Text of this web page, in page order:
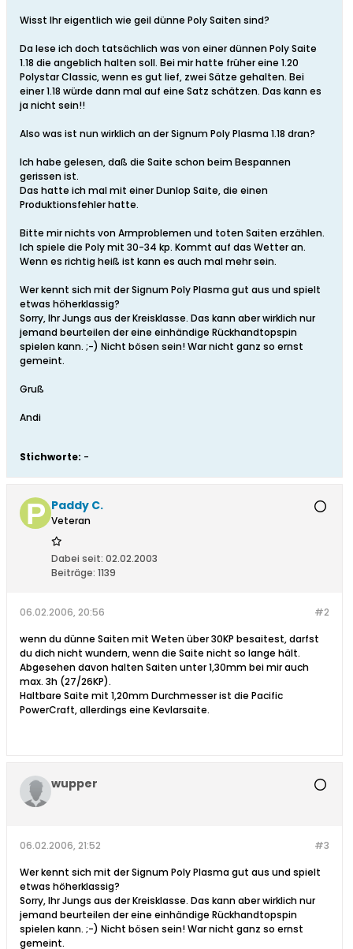
Wisst Ihr eigentlich wie geil dünne Poly Saiten sind?
Da lese ich doch tatsächlich was von einer dünnen Poly Saite
1.18 die angeblich halten soll. Bei mir hatte früher eine 1.20
Polystar Classic, wenn es gut lief, zwei Sätze gehalten. Bei
einer 1.18 würde dann mal auf eine Satz schätzen. Das kann es
ja nicht sein!!
Also was ist nun wirklich an der Signum Poly Plasma 1.18 dran?
Ich habe gelesen, daß die Saite schon beim Bespannen
gerissen ist.
Das hatte ich mal mit einer Dunlop Saite, die einen
Produktionsfehler hatte.
Bitte mir nichts von Armproblemen und toten Saiten erzählen.
Ich spiele die Poly mit 30-34 kp. Kommt auf das Wetter an.
Wenn es richtig heiß ist kann es auch mal mehr sein.
Wer kennt sich mit der Signum Poly Plasma gut aus und spielt
etwas höherklassig?
Sorry, Ihr Jungs aus der Kreisklasse. Das kann aber wirklich nur
jemand beurteilen der eine einhändige Rückhandtopspin
spielen kann. ;-) Nicht bösen sein! War nicht ganz so ernst
gemeint.
Gruß
Andi
Stichworte: -
Paddy C.
Veteran
Dabei seit: 02.02.2003
Beiträge: 1139
#2
06.02.2006, 20:56
wenn du dünne Saiten mit Weten über 30KP besaitest, darfst
du dich nicht wundern, wenn die Saite nicht so lange hält.
Abgesehen davon halten Saiten unter 1,30mm bei mir auch
max. 3h (27/26KP).
Haltbare Saite mit 1,20mm Durchmesser ist die Pacific
PowerCraft, allerdings eine Kevlarsaite.
wupper
#3
06.02.2006, 21:52
Wer kennt sich mit der Signum Poly Plasma gut aus und spielt
etwas höherklassig?
Sorry, Ihr Jungs aus der Kreisklasse. Das kann aber wirklich nur
jemand beurteilen der eine einhändige Rückhandtopspin
spielen kann. ;-) Nicht bösen sein! War nicht ganz so ernst
gemeint.